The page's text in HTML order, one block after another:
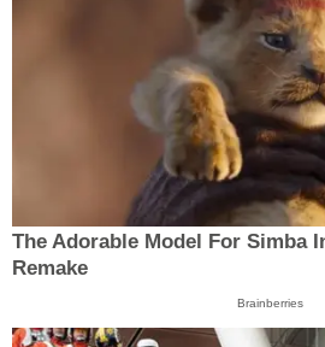
The Adorable Model For Simba
Remake
Brainberries